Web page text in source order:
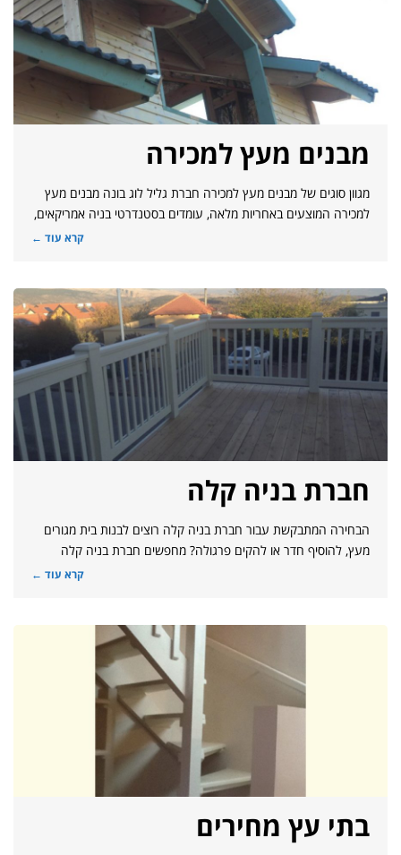
מבנים מעץ למכירה
מגוון סוגים של מבנים מעץ למכירה חברת גליל לוג בונה מבנים מעץ
למכירה המוצעים באחריות מלאה, עומדים בסטנדרטי בניה אמריקאים,
קרא עוד ←
חברת בניה קלה
הבחירה המתבקשת עבור חברת בניה קלה רוצים לבנות בית מגורים
מעץ, להוסיף חדר או להקים פרגולה? מחפשים חברת בניה קלה
קרא עוד ←
בתי עץ מחירים